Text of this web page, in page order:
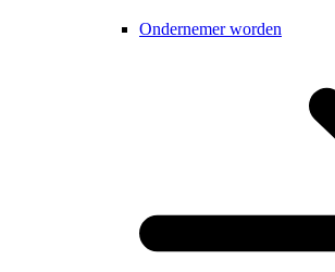
Ondernemer worden